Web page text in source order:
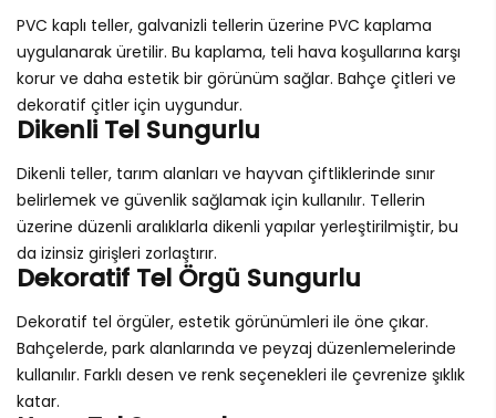
PVC kaplı teller, galvanizli tellerin üzerine PVC kaplama
uygulanarak üretilir. Bu kaplama, teli hava koşullarına karşı
korur ve daha estetik bir görünüm sağlar. Bahçe çitleri ve
dekoratif çitler için uygundur.
Dikenli Tel Sungurlu
Dikenli teller, tarım alanları ve hayvan çiftliklerinde sınır
belirlemek ve güvenlik sağlamak için kullanılır. Tellerin
üzerine düzenli aralıklarla dikenli yapılar yerleştirilmiştir, bu
da izinsiz girişleri zorlaştırır.
Dekoratif Tel Örgü Sungurlu
Dekoratif tel örgüler, estetik görünümleri ile öne çıkar.
Bahçelerde, park alanlarında ve peyzaj düzenlemelerinde
kullanılır. Farklı desen ve renk seçenekleri ile çevrenize şıklık
katar.